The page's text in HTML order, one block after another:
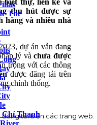
The
Chí Thanh
biệt thự, liền kề và
thu hút được sự
hàng và nhiều nhà
dự án vẫn đang
lý vàchưa được
trọng với các thông
được đăng tải trên
chính thống.
đăng tải trên các trang web.